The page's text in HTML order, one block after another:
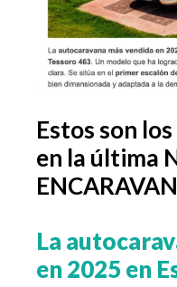
Estos son
en la última
La
en 2025 en